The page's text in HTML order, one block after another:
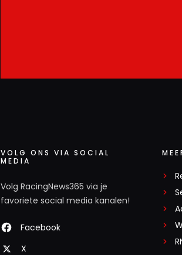
VOLG ONS VIA SOCIAL
MEDIA
Volg RacingNews365 via je
favoriete social media kanalen!
Facebook
X